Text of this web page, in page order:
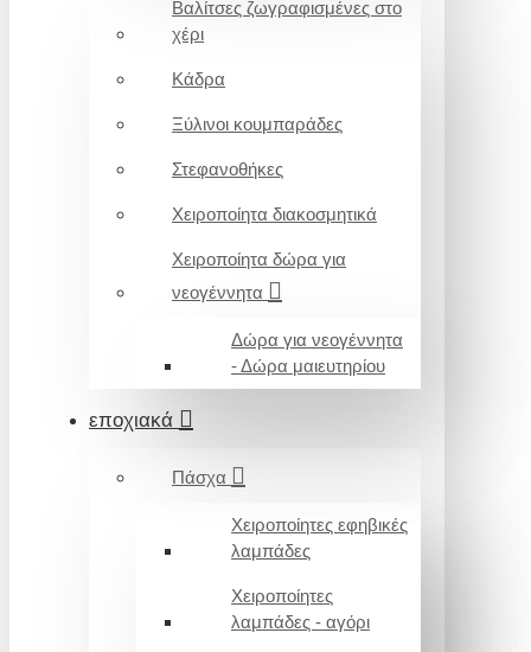
Βαλίτσες ζωγραφισμένες στο
χέρι
Κάδρα
Ξύλινοι κουμπαράδες
Στεφανοθήκες
Χειροποίητα διακοσμητικά
Χειροποίητα δώρα για
νεογέννητα
Δώρα για νεογέννητα
- Δώρα μαιευτηρίου
εποχιακά
Πάσχα
Χειροποίητες εφηβικές
λαμπάδες
Χειροποίητες
λαμπάδες - αγόρι